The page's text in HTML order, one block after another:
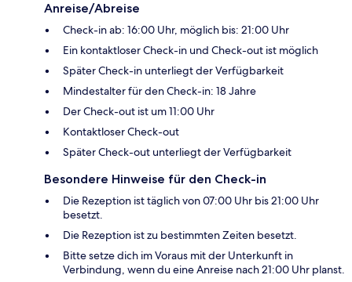
Anreise/Abreise
Check-in ab: 16:00 Uhr, möglich bis: 21:00 Uhr
Ein kontaktloser Check-in und Check-out ist möglich
Später Check-in unterliegt der Verfügbarkeit
Mindestalter für den Check-in: 18 Jahre
Der Check-out ist um 11:00 Uhr
Kontaktloser Check-out
Später Check-out unterliegt der Verfügbarkeit
Besondere Hinweise für den Check-in
Die Rezeption ist täglich von 07:00 Uhr bis 21:00 Uhr
besetzt.
Die Rezeption ist zu bestimmten Zeiten besetzt.
Bitte setze dich im Voraus mit der Unterkunft in
Verbindung, wenn du eine Anreise nach 21:00 Uhr planst.